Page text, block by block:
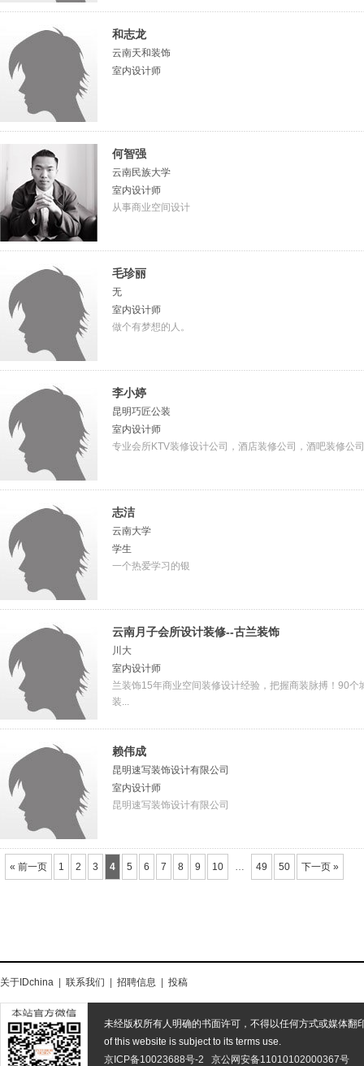
和志龙
云南天和装饰
室内设计师
何智强
云南民族大学
室内设计师
从事商业空间设计
毛珍丽
无
室内设计师
做个有梦想的人。
李小婷
昆明巧匠公装
室内设计师
专业会所KTV装修设计公司，酒店装修公司，酒吧装修公司
志洁
云南大学
学生
一个热爱学习的银
云南月子会所设计装修--古兰装饰
川大
室内设计师
兰装饰15年商业空间装修设计经验，把握商装脉搏！90
装...
赖伟成
昆明速写装饰设计有限公司
室内设计师
昆明速写装饰设计有限公司
« 前一页 1 2 3 4 5 6 7 8 9 10 … 49 50 下一页 »
关于IDchina 联系我们 招聘信息 投稿
未经版权所有人明确的书面许可，不得以任何方式或媒体翻
of this website is subject to its terms use.
京ICP备10023688号-2
京公网安备11010102000367号